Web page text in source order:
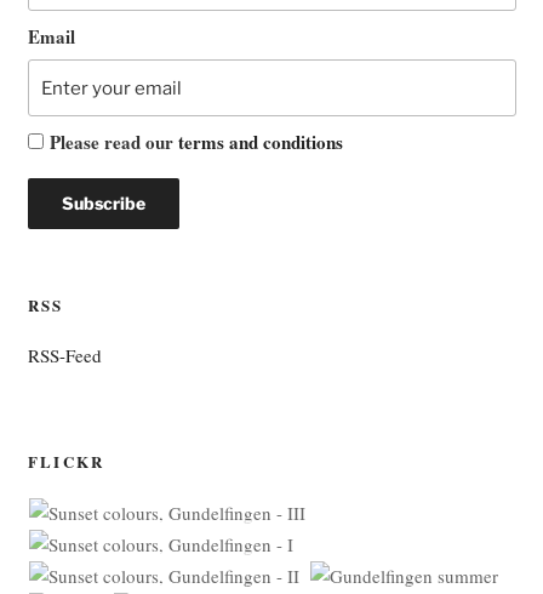
Email
Please read ourterms and conditions
RSS
RSS-Feed
FLICKR